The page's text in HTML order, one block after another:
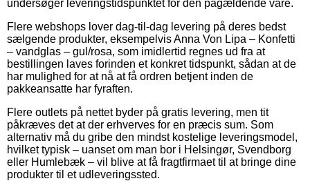
undersøger leveringstidspunktet for den pågældende vare.
Flere webshops lover dag-til-dag levering på deres bedst
sælgende produkter, eksempelvis Anna Von Lipa – Konfetti
– vandglas – gul/rosa, som imidlertid regnes ud fra at
bestillingen laves forinden et konkret tidspunkt, sådan at de
har mulighed for at nå at få ordren betjent inden de
pakkeansatte har fyraften.
Flere outlets på nettet byder på gratis levering, men tit
påkræves det at der erhverves for en præcis sum. Som
alternativ må du gribe den mindst kostelige leveringsmodel,
hvilket typisk – uanset om man bor i Helsingør, Svendborg
eller Humlebæk – vil blive at få fragtfirmaet til at bringe dine
produkter til et udleveringssted.